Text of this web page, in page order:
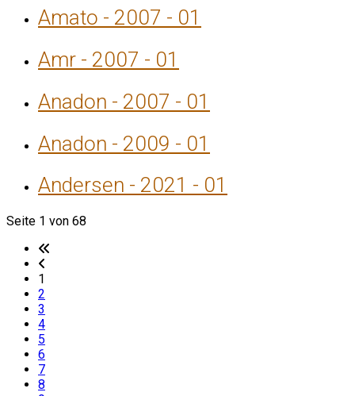
Amato - 2007 - 01
Amr - 2007 - 01
Anadon - 2007 - 01
Anadon - 2009 - 01
Andersen - 2021 - 01
Seite 1 von 68
1
2
3
4
5
6
7
8